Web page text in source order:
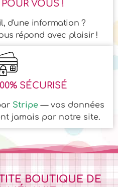
VOUS !
d'une information ?
répond avec plaisir !
SÉCURISÉ
Stripe — vos données
jamais par notre site.
BOUTIQUE DE